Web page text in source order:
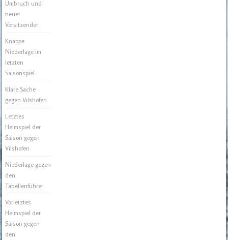
Umbruch und
neuer
Vorsitzender
Knappe
Niederlage im
letzten
Saisonspiel
Klare Sache
gegen Vilshofen
Letztes
Heimspiel der
Saison gegen
Vilshofen
Niederlage gegen
den
Tabellenführer
Vorletztes
Heimspiel der
Saison gegen
den